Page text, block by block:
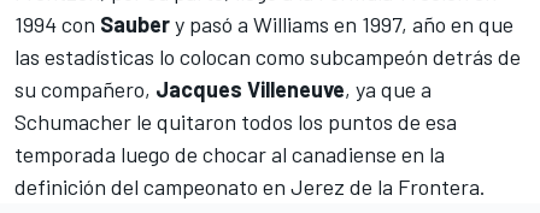
1994 con Saubery pasó a Williams en 1997, año en que
las estadísticas lo colocan como subcampeón detrás de
su compañero, Jacques Villeneuve, ya que a
Schumacher le quitaron todos los puntos de esa
temporada luego de chocar al canadiense en la
definición del campeonato en Jerez de la Frontera.